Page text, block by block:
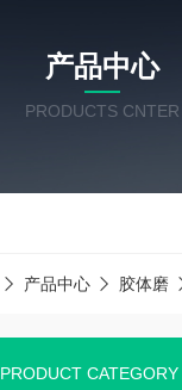
产品中心
PRODUCTS CNTER
产品中心 胶体磨
PRODUCT CATEGORY